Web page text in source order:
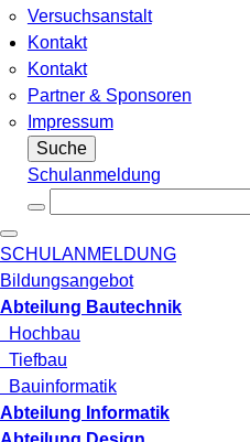
Versuchsanstalt
Kontakt
Kontakt
Partner & Sponsoren
Impressum
Suche
Schulanmeldung
SCHULANMELDUNG
Bildungsangebot
Abteilung Bautechnik
Hochbau
Tiefbau
Bauinformatik
Abteilung Informatik